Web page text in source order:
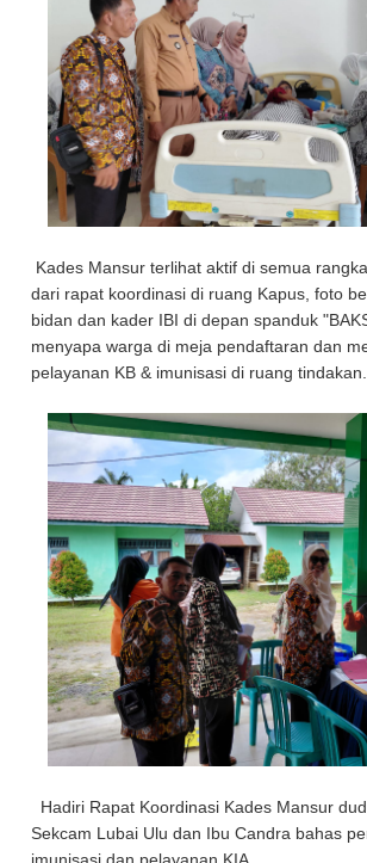
Kades Mansur terlihat aktif di semua
dari rapat koordinasi di ruang Kapus, foto
bidan dan kader IBI di depan spanduk
menyapa warga di meja pendaftaran dan
pelayanan KB & imunisasi di ruang tindakan.
Hadiri Rapat Koordinasi Kades Mansur
Sekcam Lubai Ulu dan Ibu Candra bahas